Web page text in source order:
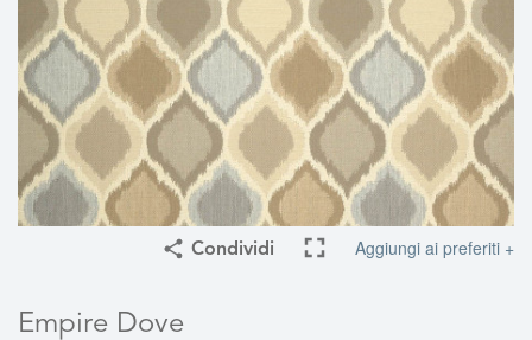
Condividi Aggiungi ai preferiti +
Empire Dove